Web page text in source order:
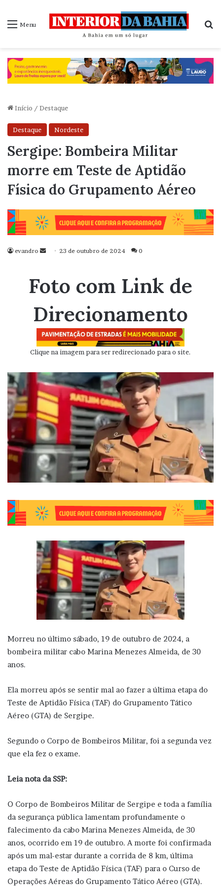
Menu
Início / Destaque
Destaque Nordeste
Sergipe: Bombeira Militar
morre em Teste de Aptidão
Física do Grupamento Aéreo
evandro
Mande
mail
23 de outubro de 2024 0
Foto com Link de
Direcionamento
Clique na imagem para ser redirecionado para o site.
Morreu no último sábado, 19 de outubro de 2024, a
bombeira militar cabo Marina Menezes Almeida, de 30
anos.
Ela morreu após se sentir mal ao fazer a última etapa do
Teste de Aptidão Física (TAF) do Grupamento Tático
Aéreo (GTA) de Sergipe.
Segundo o Corpo de Bombeiros Militar, foi a segunda vez
que ela fez o exame.
Leia nota da SSP:
O Corpo de Bombeiros Militar de Sergipe e toda a família
da segurança pública lamentam profundamente o
falecimento da cabo Marina Menezes Almeida, de 30
anos, ocorrido em 19 de outubro. A morte foi confirmada
após um mal-estar durante a corrida de 8 km, última
etapa do Teste de Aptidão Física (TAF) para o Curso de
Operações Aéreas do Grupamento Tático Aéreo (GTA).